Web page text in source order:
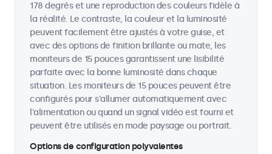
178 degrés et une reproduction des couleurs fidèle à
la réalité. Le contraste, la couleur et la luminosité
peuvent facilement être ajustés à votre guise, et
avec des options de finition brillante ou mate, les
moniteurs de 15 pouces garantissent une lisibilité
parfaite avec la bonne luminosité dans chaque
situation. Les moniteurs de 15 pouces peuvent être
configurés pour s'allumer automatiquement avec
l'alimentation ou quand un signal vidéo est fourni et
peuvent être utilisés en mode paysage ou portrait.
Options de configuration polyvalentes